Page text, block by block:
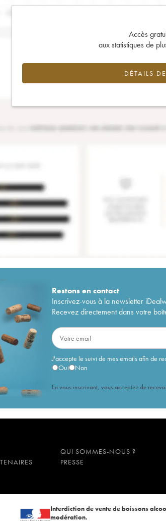
Accès
aux statistiques de
DÉTAILS
Restons encontact
Inscrivez-vous à la newsletter
Recevez directement dans votre
J'accepte le suivi de mes emails afin de
Oui
Non
En vous inscrivant, vous acceptez de
QUI SOMMES-NOUS ?
PRESSE
Interdiction de vente de boissons
modération.